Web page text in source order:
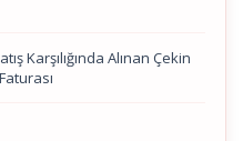
Karşılığında Alınan Çekin